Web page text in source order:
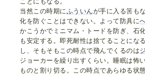
当然この時期にふういんが手に入る筈もな
化を防ぐことはできない。よって防具に
かこうかでミニマム・トードを防ぎ、石
も安定する。即死耐性は捨てることにな
し、そもそもこの時点で飛んでくるのは
ジョーカーを繰り出すくらい。睡眠は怖
ものと割り切る。この時点であらゆる状